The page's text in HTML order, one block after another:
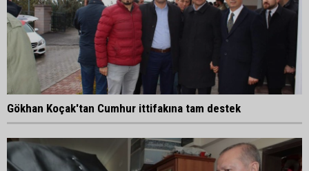
Gökhan Koçak'tan Cumhur ittifakına tam destek